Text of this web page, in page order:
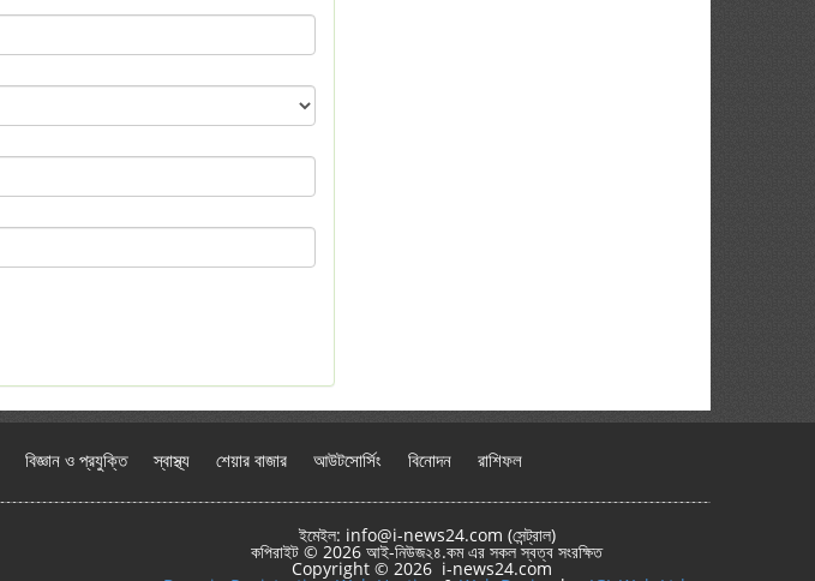
বিজ্ঞান ও প্রযুক্তি স্বাস্থ্য শেয়ার বাজার আউটসোর্সিং বিনোদন রাশিফল
ইমেইল: info@i-news24.com (সেন্ট্রাল)
কপিরাইট © 2026 আই-নিউজ২৪.কম এর সকল স্বত্ব সংরক্ষিত
Copyright © 2026 i-news24.com